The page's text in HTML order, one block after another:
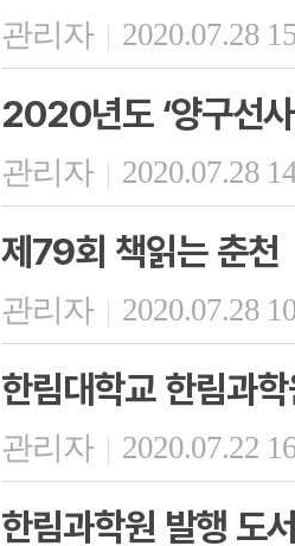
관리자 | 2020.07.28
2020년도 ‘양구선
관리자 | 2020.07.28
제79회 책읽는 춘천
관리자 | 2020.07.28
한림대학교 한림과
관리자 | 2020.07.22
한림과학원 발행 도